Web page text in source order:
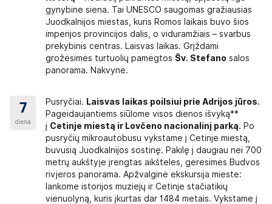
kuriuose yra vaizdo ir garso grotuvai, oro
oro temperatūrai lauke). Autobusuose
vanduo.
vietą autobuse pagal pateiktą standartinį
parenkama automatiškai. Plane vietos
nurodytas Jūsų pasirinktos vietos numeris
vyksta autobusas, kurio sėdynių planas
vietą.
(kainos teiraukitės užsakydami kelionę).
diržai, keleiviai privalo važiuoti juos
autobuso salone.
gynybine siena. Tai UNESCO saugomas gražiausias
Juodkalnijos miestas, kuris Romos laikais buvo šios
imperijos provincijos dalis, o viduramžiais – svarbus
prekybinis centras. Laisvas laikas. Grįždami
grožėsimės turtuolių pamėgtos Šv. Stefano salos
panorama. Nakvynė.
7
diena
Pusryčiai. Laisvas laikas poilsiui prie Adrijos jūros.
Pageidaujantiems siūlome visos dienos išvyką**
į Cetinje miestą ir Lovčeno nacionalinį parką. Po
pusryčių mikroautobusu vykstame į Cetinje miestą,
buvusią Juodkalnijos sostinę. Pakilę į daugiau nei 700
metrų aukštyje įrengtas aikšteles, gėrėsimės Budvos
rivjeros panorama. Apžvalginė ekskursija mieste:
lankome istorijos muziejų ir Cetinje stačiatikių
vienuolyną, kuris įkurtas dar 1484 metais. Vykstame į